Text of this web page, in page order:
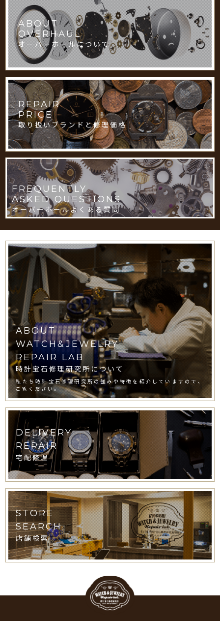
ABOUT
OVERHAUL
オーバーホールについて
REPAIR
PRICE
取り扱いブランドと修理価格
FREQUENTLY
ASKED QUESTIONS
オーバーホールよくある質問
ABOUT
WATCH&JEWELRY
REPAIR LAB
時計宝石修理研究所について
私たち時計宝石修理研究所の強みや特徴を紹介していますので、
ご覧ください。
DELIVERY
REPAIR
宅配修理
STORE
SEARCH
店舗検索